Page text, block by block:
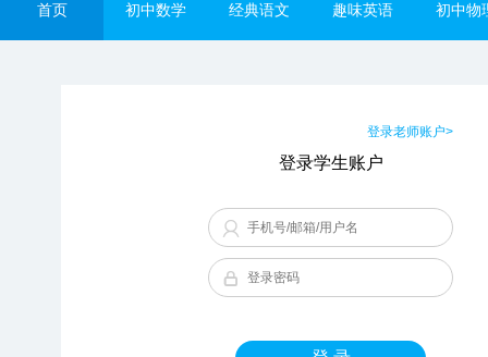
首页 初中数学 经典语文 趣味英语 初中物
登录老师账户>
登录学生账户